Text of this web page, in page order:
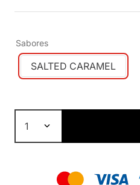
Sabores
SALTED CARAMEL
1